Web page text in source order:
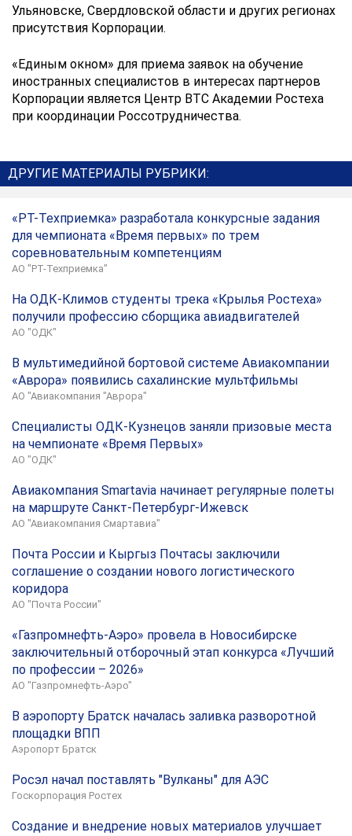
Ульяновске, Свердловской области и других регионах
присутствия Корпорации.
«Единым окном» для приема заявок на обучение
иностранных специалистов в интересах партнеров
Корпорации является Центр ВТС Академии Ростеха
при координации Россотрудничества.
ДРУГИЕ МАТЕРИАЛЫ РУБРИКИ:
«РТ-Техприемка» разработала конкурсные задания
для чемпионата «Время первых» по трем
соревновательным компетенциям
АО "РТ-Техприемка"
На ОДК-Климов студенты трека «Крылья Ростеха»
получили профессию сборщика авиадвигателей
АО "ОДК"
В мультимедийной бортовой системе Авиакомпании
«Аврора» появились сахалинские мультфильмы
АО "Авиакомпания "Аврора"
Специалисты ОДК-Кузнецов заняли призовые места
на чемпионате «Время Первых»
АО "ОДК"
Авиакомпания Smartavia начинает регулярные полеты
на маршруте Санкт-Петербург-Ижевск
АО "Авиакомпания Смартавиа"
Почта России и Кыргыз Почтасы заключили
соглашение о создании нового логистического
коридора
АО "Почта России"
«Газпромнефть-Аэро» провела в Новосибирске
заключительный отборочный этап конкурса «Лучший
по профессии – 2026»
АО "Газпромнефть-Аэро"
В аэропорту Братск началась заливка разворотной
площадки ВПП
Аэропорт Братск
Росэл начал поставлять "Вулканы" для АЭС
Госкорпорация Ростех
Создание и внедрение новых материалов улучшает